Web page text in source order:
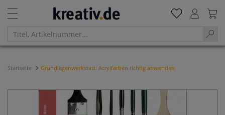
Startseite Grundlagenwerkstatt: Acrylfarben richtig anwenden